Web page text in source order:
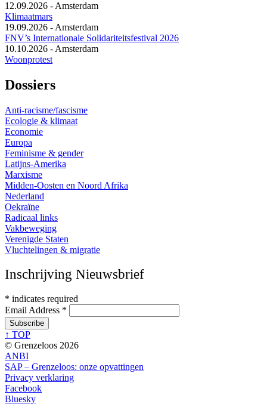
12.09.2026 -Amsterdam
Klimaatmars
19.09.2026 -Amsterdam
FNV’s Internationale Solidariteitsfestival 2026
10.10.2026 -Amsterdam
Woonprotest
Dossiers
Anti-racisme/fascisme
Ecologie & klimaat
Economie
Europa
Feminisme & gender
Latijns-Amerika
Marxisme
Midden-Oosten en Noord Afrika
Nederland
Oekraïne
Radicaal links
Vakbeweging
Verenigde Staten
Vluchtelingen & migratie
Inschrijving Nieuwsbrief
* indicates required
Email Address *
↑ TOP
© Grenzeloos 2026
ANBI
SAP – Grenzeloos: onze opvattingen
Privacy verklaring
Facebook
Bluesky